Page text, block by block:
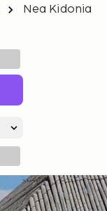
Nea Kidonia